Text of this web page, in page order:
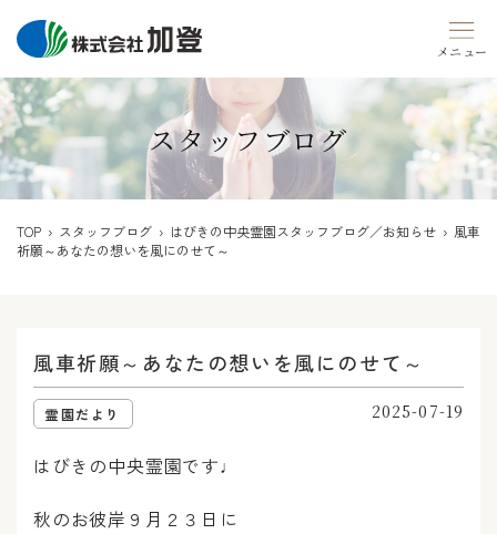
to
スタッフブログ
TOP › スタッフブログ › はびきの中央霊園スタッフブログ／お知らせ › 風車
祈願～あなたの想いを風にのせて～
風車祈願～あなたの想いを風にのせて～
霊園だより 2025-07-19
はびきの中央霊園です♩
秋のお彼岸９月２３日に